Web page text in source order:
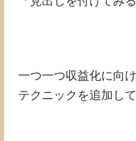
一つ一つ収益化に向
テクニックを追加し